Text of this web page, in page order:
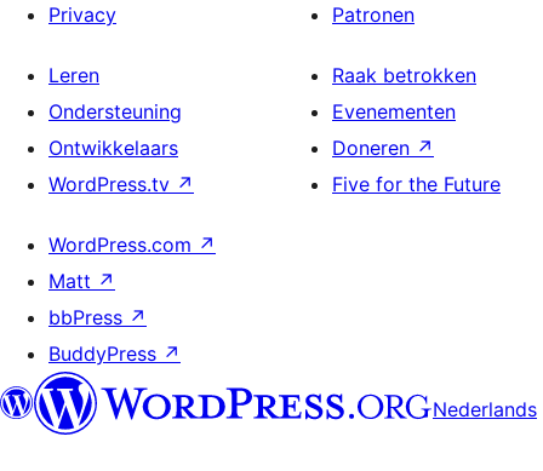
Privacy
Patronen
Leren
Ondersteuning
Ontwikkelaars
WordPress.tv ↗
Raak betrokken
Evenementen
Doneren ↗
Five for the Future
WordPress.com ↗
Matt ↗
bbPress ↗
BuddyPress ↗
Nederlands